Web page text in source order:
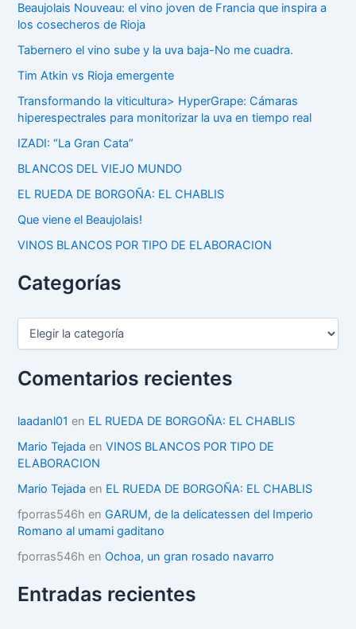
Beaujolais Nouveau: el vino joven de Francia que inspira a
los cosecheros de Rioja
Tabernero el vino sube y la uva baja-No me cuadra.
Tim Atkin vs Rioja emergente
Transformando la viticultura> HyperGrape: Cámaras
hiperespectrales para monitorizar la uva en tiempo real
IZADI: “La Gran Cata”
BLANCOS DEL VIEJO MUNDO
EL RUEDA DE BORGOÑA: EL CHABLIS
Que viene el Beaujolais!
VINOS BLANCOS POR TIPO DE ELABORACION
Categorías
C
e
g
r
a
s
Comentarios recientes
laadanl01 en EL RUEDA DE BORGOÑA: EL CHABLIS
Mario Tejada enVINOS BLANCOS POR TIPO DE
ELABORACION
Mario Tejada en EL RUEDA DE BORGOÑA: EL CHABLIS
fporras546h en GARUM, de la delicatessen del Imperio
Romano al umami gaditano
fporras546h en Ochoa, un gran rosado navarro
Entradas recientes